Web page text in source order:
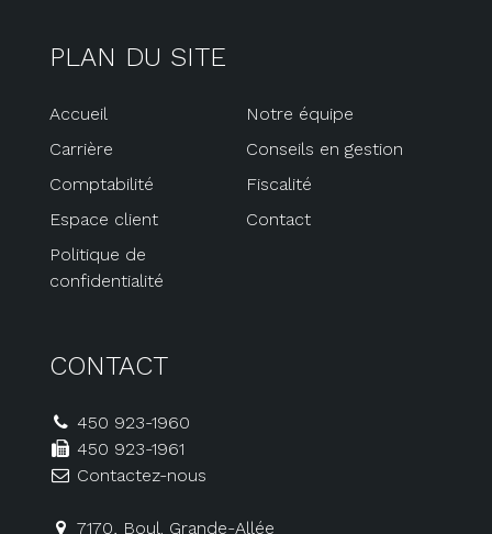
PLAN DU SITE
Accueil
Notre équipe
Carrière
Conseils en gestion
Comptabilité
Fiscalité
Espace client
Contact
Politique de
confidentialité
CONTACT
450 923-1960
450 923-1961
Contactez-nous
7170, Boul. Grande-Allée